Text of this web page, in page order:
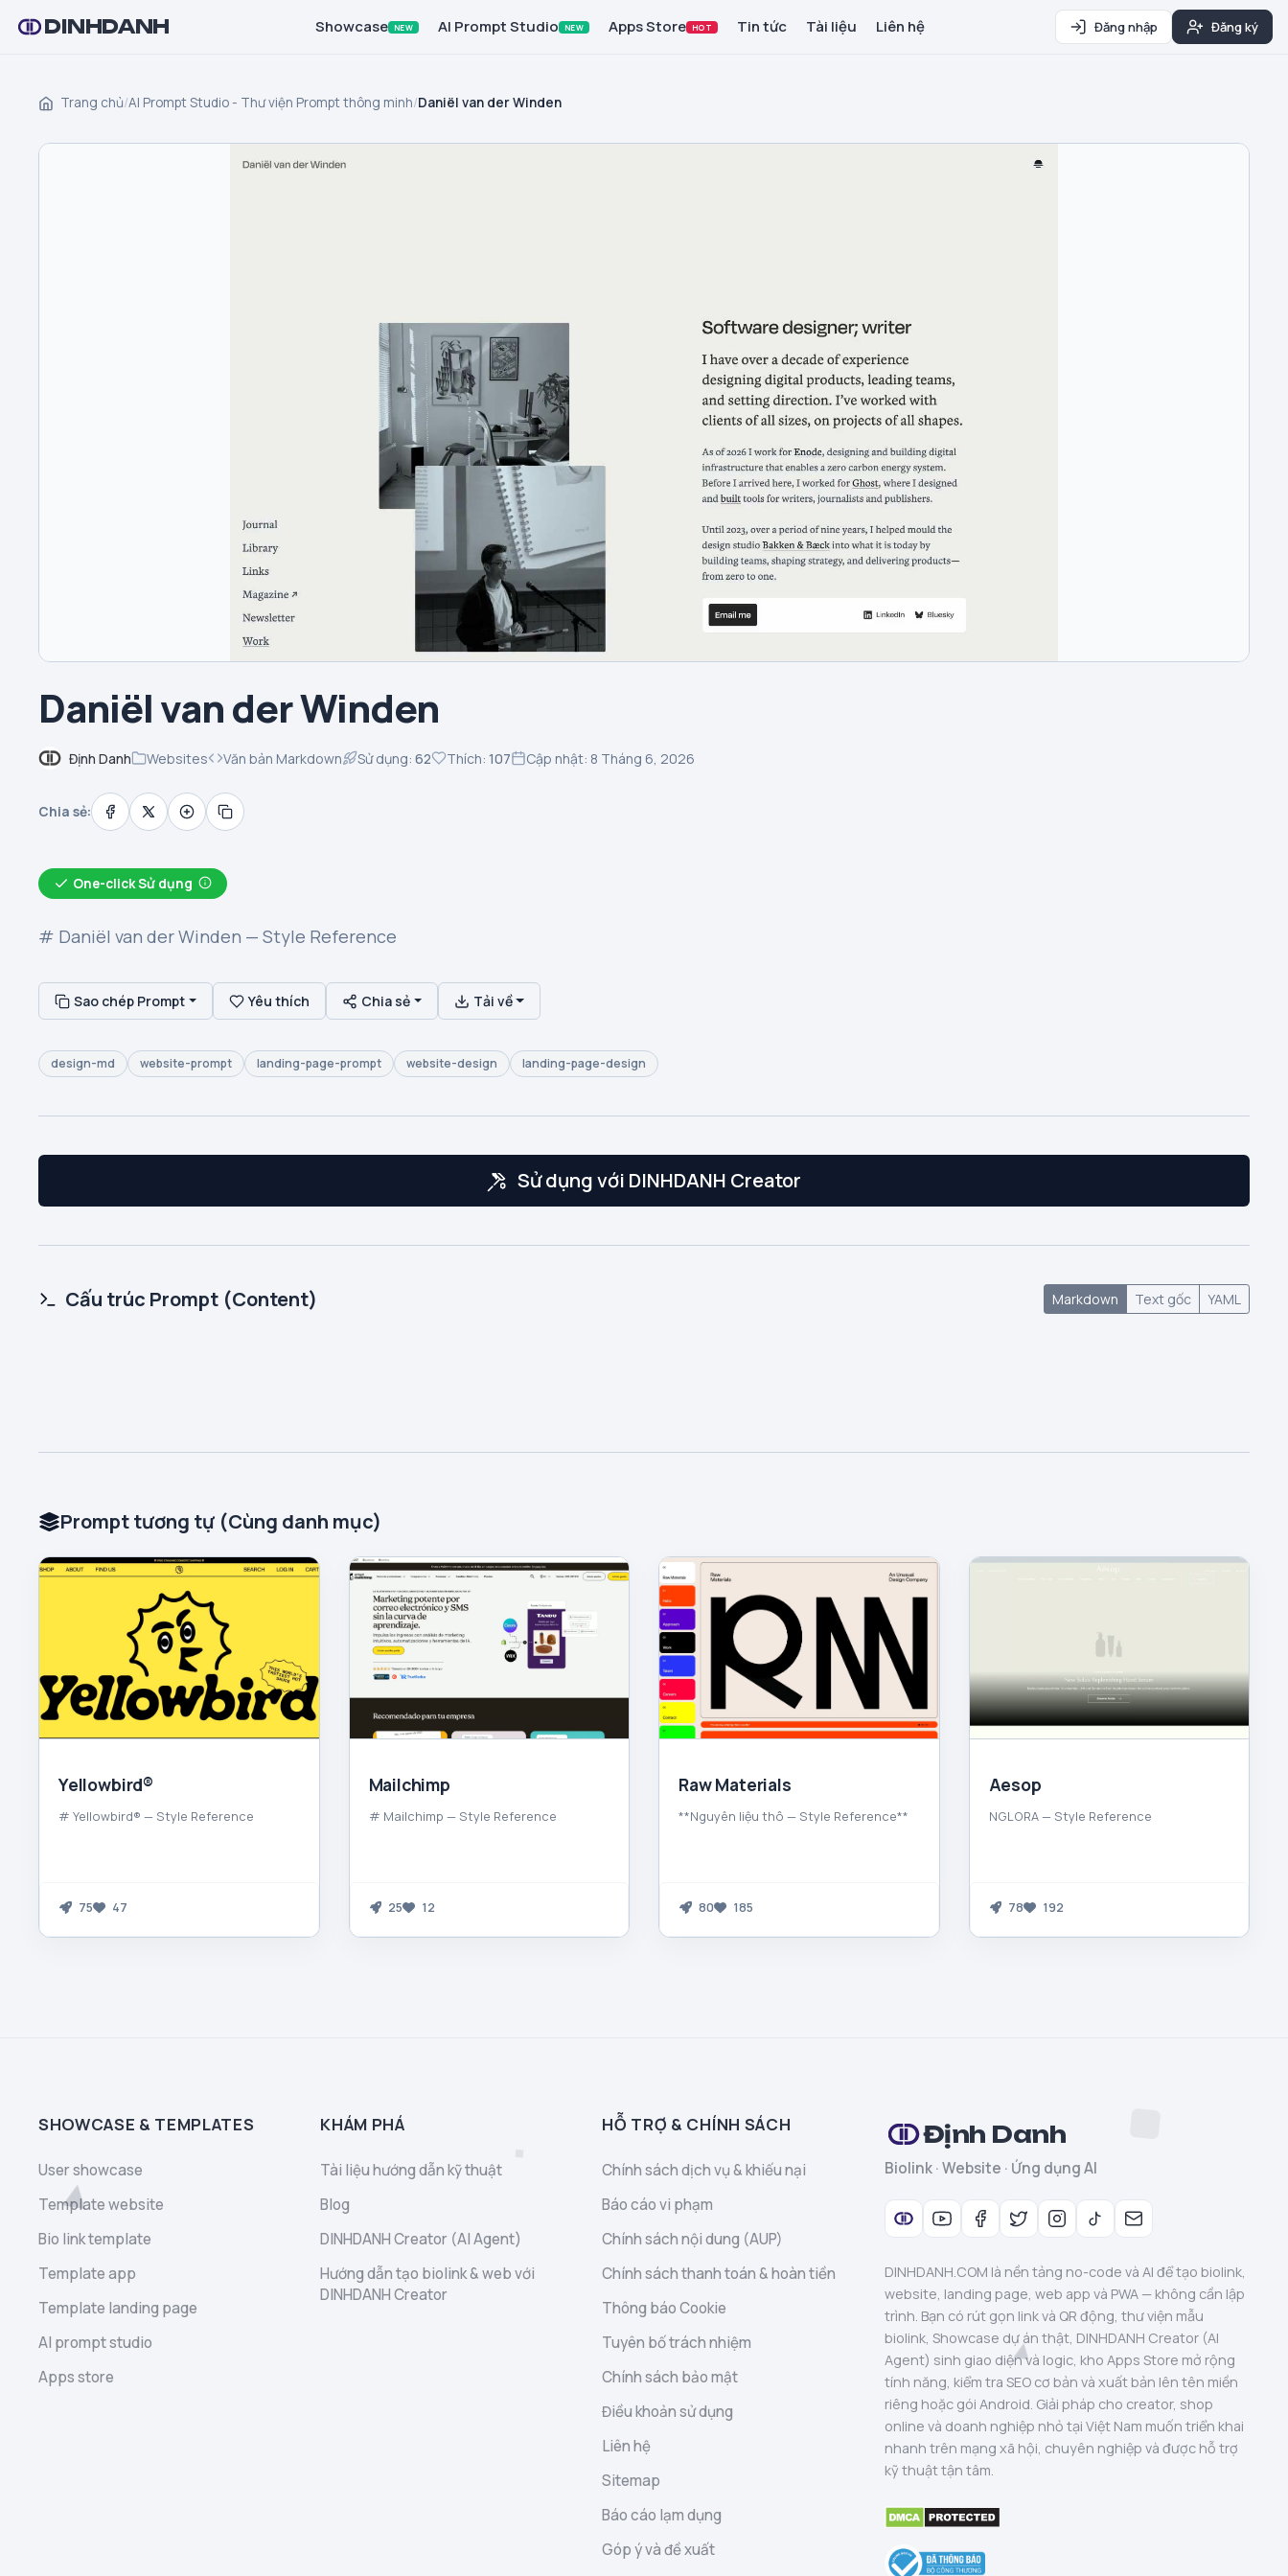
DINHDANH Showcase NEW AI Prompt Studio NEW Apps Store HOT Tin tức Tài liệu Liên hệ Đăng nhập Đăng ký
Trang chủ/AI Prompt Studio - Thư viện Prompt thông minh/Daniël van der Winden
Daniël van der Winden
Định Danh Websites Văn bản Markdown Sử dụng: 62 Thích: 107 Cập nhật: 8 Tháng 6, 2026
Chia sẻ:
One-click Sử dụng
# Daniël van der Winden — Style Reference
Sao chép Prompt Yêu thích Chia sẻ Tải về
design-md website-prompt landing-page-prompt website-design landing-page-design
Sử dụng với DINHDANH Creator
Cấu trúc Prompt (Content) Markdown Text gốc YAML
Prompt tương tự (Cùng danh mục)
Yellowbird®
# Yellowbird® — Style Reference
75 47
Mailchimp
# Mailchimp — Style Reference
25 12
Raw Materials
**Nguyên liệu thô — Style Reference**
80 185
Aesop
NGLORA — Style Reference
78 192
SHOWCASE & TEMPLATES
User showcase
Template website
Bio link template
Template app
Template landing page
AI prompt studio
Apps store
KHÁM PHÁ
Tài liệu hướng dẫn kỹ thuật
Blog
DINHDANH Creator (AI Agent)
Hướng dẫn tạo biolink & web với
DINHDANH Creator
HỖ TRỢ & CHÍNH SÁCH
Chính sách dịch vụ & khiếu nại
Báo cáo vi phạm
Chính sách nội dung (AUP)
Chính sách thanh toán & hoàn tiền
Thông báo Cookie
Tuyên bố trách nhiệm
Chính sách bảo mật
Điều khoản sử dụng
Liên hệ
Sitemap
Báo cáo lạm dụng
Góp ý và đề xuất
Định Danh
Biolink · Website · Ứng dụng AI
DINHDANH.COM là nền tảng no-code và AI để tạo biolink,
website, landing page, web app và PWA — không cần lập
trình. Bạn có rút gọn link và QR động, thư viện mẫu
biolink, Showcase dự án thật, DINHDANH Creator (AI
Agent) sinh giao diện và logic, kho Apps Store mở rộng
tính năng, kiểm tra SEO cơ bản và xuất bản lên tên miền
riêng hoặc gói Android. Giải pháp cho creator, shop
online và doanh nghiệp nhỏ tại Việt Nam muốn triển khai
nhanh trên mạng xã hội, chuyên nghiệp và được hỗ trợ
kỹ thuật tận tâm.